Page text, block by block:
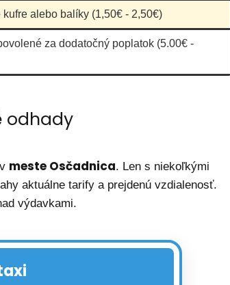
alebo balíky (1,50€ - 2,50€)
za dodatočný poplatok (5.00€ -
odhady
meste Osčadnica. Len s niekoľkými
aktuálne tarify a prejdenú vzdialenosť.
výdavkami.